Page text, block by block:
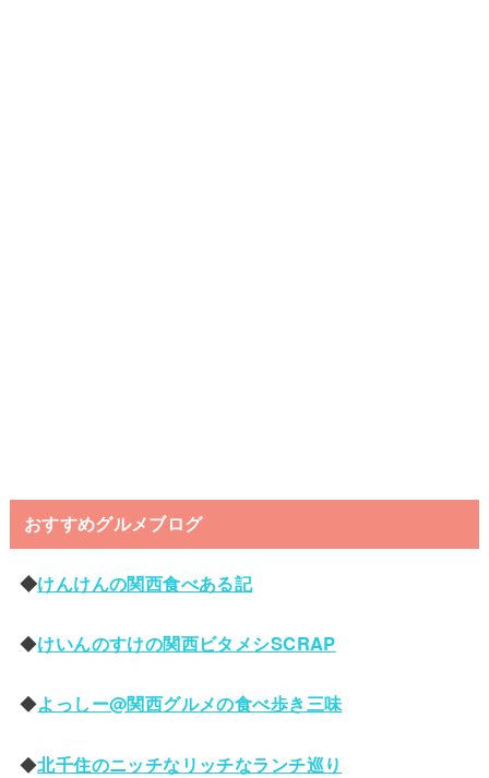
おすすめグルメブログ
◆けんけんの関西食べある記
◆けいんのすけの関西ビタメシSCRAP
◆よっしー@関西グルメの食べ歩き三味
◆北千住のニッチなリッチなランチ巡り